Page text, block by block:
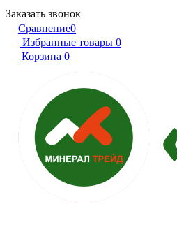
Заказать звонок
Сравнение0
Избранные товары 0
Корзина 0